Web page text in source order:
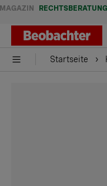
MAGAZIN RECHTSBERATUNG
Startseite